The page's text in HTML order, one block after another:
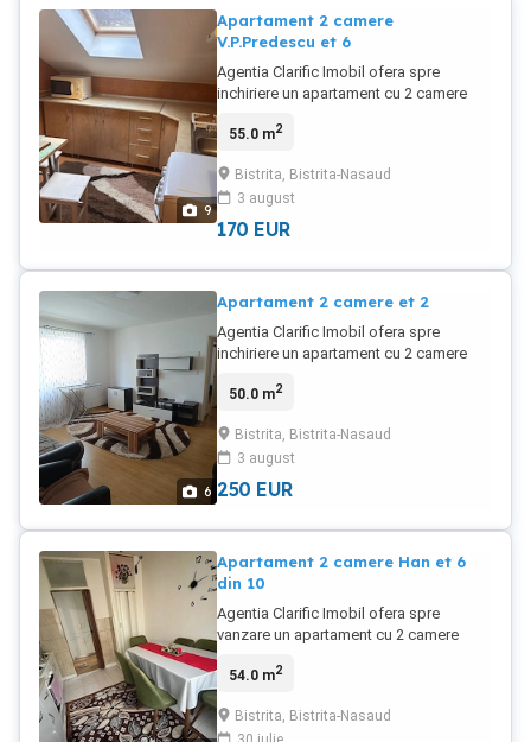
9
Apartament 2 camere
V.P.Predescu et 6
Agentia Clarific Imobil ofera spre
inchiriere un apartament cu 2 camere
dormitor , 1 baie , balcon , boxa in beci ,
caramida , izolat , suprafata 55 mp , etaj
6 fara lift , mobilat , utilat ,pret 170 euro
luna + gr.Liber din 15 august
55.0 m2
Bistrita, Bistrita-Nasaud
3 august
170 EUR
6
Apartament 2 camere et 2
Agentia Clarific Imobil ofera spre
inchiriere un apartament cu 2 camere
mobilat , utilat , pret 250 euro luna + gr.
50.0 m2
Bistrita, Bistrita-Nasaud
3 august
250 EUR
Apartament 2 camere Han et 6
din 10
Agentia Clarific Imobil ofera spre
vanzare un apartament cu 2 camere
cu lift , bloc izolat , suprafata 54 mp ,
, pret 79900 euro neg.
54.0 m2
Bistrita, Bistrita-Nasaud